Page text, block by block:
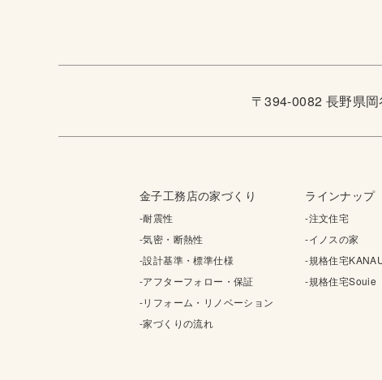
〒394-0082 長野県
金子工務店の家づくり
-耐震性
-気密・断熱性
-設計基準・標準仕様
-アフターフォロー・保証
-リフォーム・リノベーション
-家づくりの流れ
ラインナップ
-注文住宅
-イノスの家
-規格住宅
-規格住宅Souie